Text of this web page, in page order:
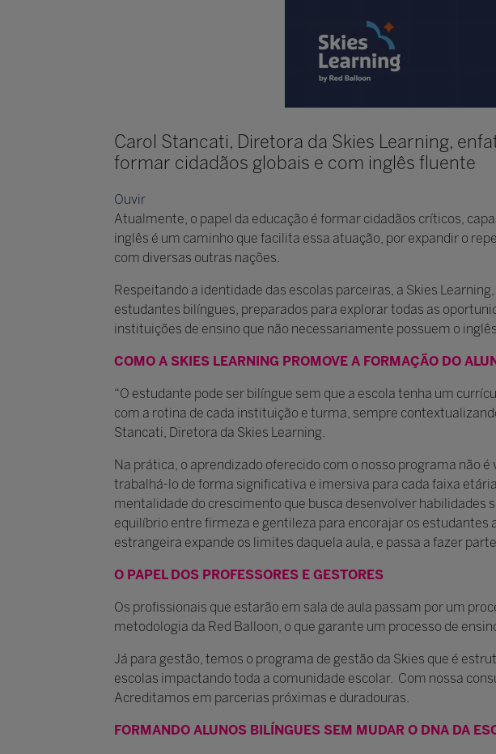
Carol Stancati, Diretora da Skies Learning,
formar cidadãos globais e com inglês fluente
Ouvir
Atualmente, o papel da educação é formar cidadãos críticos,
inglês é um caminho que facilita essa atuação, por expandir o
com diversas outras nações.
Respeitando a identidade das escolas parceiras, a Skies
estudantes bilíngues, preparados para explorar todas as
instituições de ensino que não necessariamente possuem o
COMO A SKIES LEARNING PROMOVE A FORMAÇÃO DO
“O estudante pode ser bilíngue sem que a escola tenha um
com a rotina de cada instituição e turma, sempre
Stancati, Diretora da Skies Learning.
Na prática, o aprendizado oferecido com o nosso programa não
trabalhá-lo de forma significativa e imersiva para cada faixa
mentalidade do crescimento que busca desenvolver
equilíbrio entre firmeza e gentileza para encorajar os
estrangeira expande os limites daquela aula, e passa a fazer
O PAPEL DOS PROFESSORES E GESTORES
Os profissionais que estarão em sala de aula passam por um
metodologia da Red Balloon, o que garante um processo de
Já para gestão, temos o programa de gestão da Skies que é
escolas impactando toda a comunidade escolar. Com nossa
Acreditamos em parcerias próximas e duradouras.
FORMANDO ALUNOS BILÍNGUES SEM MUDAR O DNA DA